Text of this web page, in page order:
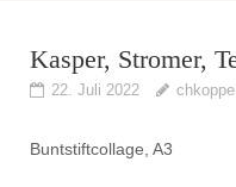
Kasper, Stromer,
22. Juli 2022 chkoppe
Buntstiftcollage, A3